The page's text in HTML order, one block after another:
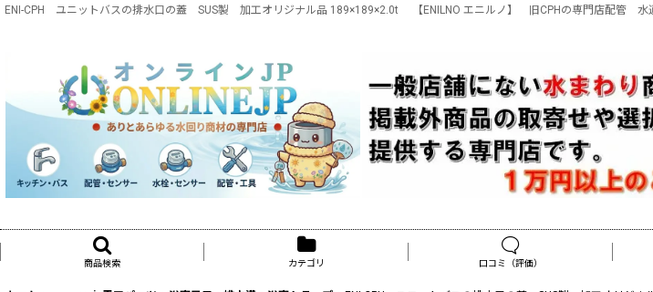
ENI-CPH ユニットバスの排水口の蓋 SUS製 加工オリジナル品 189×189×2.0t 【ENILNO エニルノ】 旧CPHの専門店配管 水
商品検索 カテゴリ 口コミ（評価）